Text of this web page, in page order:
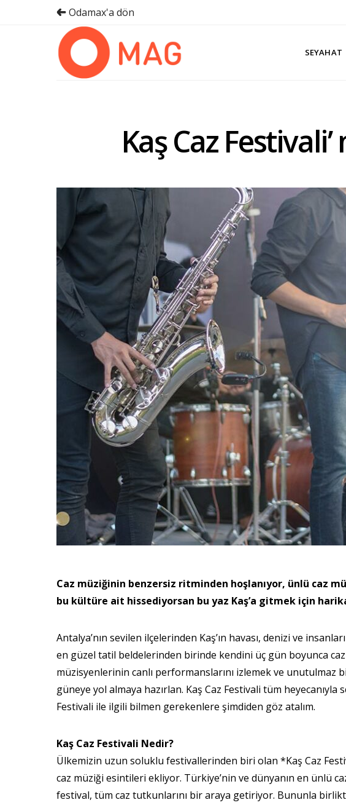
Odamax'a dön
SEYAHAT
Kaş Caz
Caz müziğinin benzersiz ritminden hoşlanıyor, ünlü caz
bu kültüre ait hissediyorsan bu yaz Kaş’a gitmek için
Antalya’nın sevilen ilçelerinden Kaş’ın havası, denizi ve
en güzel tatil beldelerinden birinde kendini üç gün boyunca
müzisyenlerinin canlı performanslarını izlemek ve unutulmaz
güneye yol almaya hazırlan. Kaş Caz Festivali tüm
Festivali ile ilgili bilmen gerekenlere şimdiden göz atalım.
Kaş Caz Festivali Nedir?
Ülkemizin uzun soluklu festivallerinden biri olan *Kaş Caz
caz müziği esintileri ekliyor. Türkiye’nin ve dünyanın en ünlü
festival, tüm caz tutkunlarını bir araya getiriyor. Bununla